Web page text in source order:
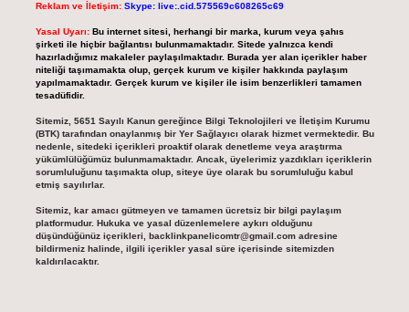
Reklam ve İletişim: Skype: live:.cid.575569c608265c69
Yasal Uyarı: Bu internet sitesi, herhangi bir marka, kurum veya şahıs
şirketi ile hiçbir bağlantısı bulunmamaktadır. Sitede yalnızca kendi
hazırladığımız makaleler paylaşılmaktadır. Burada yer alan içerikler haber
niteliği taşımamakta olup, gerçek kurum ve kişiler hakkında paylaşım
yapılmamaktadır. Gerçek kurum ve kişiler ile isim benzerlikleri tamamen
tesadüfidir.
Sitemiz, 5651 Sayılı Kanun gereğince Bilgi Teknolojileri ve İletişim Kurumu
(BTK) tarafından onaylanmış bir Yer Sağlayıcı olarak hizmet vermektedir. Bu
nedenle, sitedeki içerikleri proaktif olarak denetleme veya araştırma
yükümlülüğümüz bulunmamaktadır. Ancak, üyelerimiz yazdıkları içeriklerin
sorumluluğunu taşımakta olup, siteye üye olarak bu sorumluluğu kabul
etmiş sayılırlar.
Sitemiz, kar amacı gütmeyen ve tamamen ücretsiz bir bilgi paylaşım
platformudur. Hukuka ve yasal düzenlemelere aykırı olduğunu
düşündüğünüz içerikleri, backlinkpanelicomtr@gmail.comadresine
bildirmeniz halinde, ilgili içerikler yasal süre içerisinde sitemizden
kaldırılacaktır.